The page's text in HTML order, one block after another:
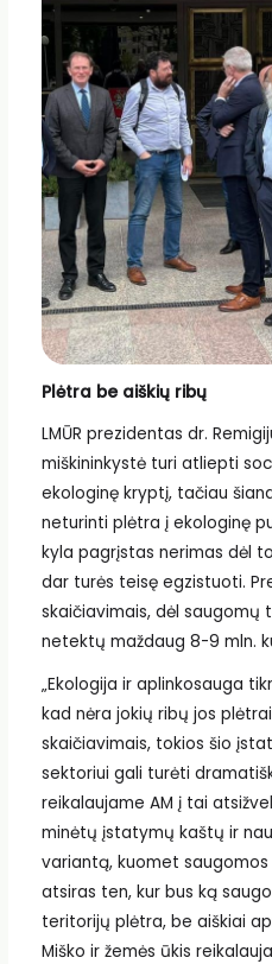
Plėtra be aiškių ribų
LMŪR prezidentas dr.
miškininkystė turi atliepti
ekologinę kryptį, tačiau
neturinti plėtra į ekologinę
kyla pagrįstas nerimas dėl
dar turės teisę egzistuoti.
skaičiavimais, dėl saugomų
netektų maždaug 8-9 mln.
„Ekologija ir aplinkosauga
kad nėra jokių ribų jos
skaičiavimais, tokios šio
sektoriui gali turėti
reikalaujame AM į tai
minėtų įstatymų kaštų ir
variantą, kuomet
atsiras ten, kur bus ką
teritorijų plėtra, be aiškiai
Miško ir žemės ūkis